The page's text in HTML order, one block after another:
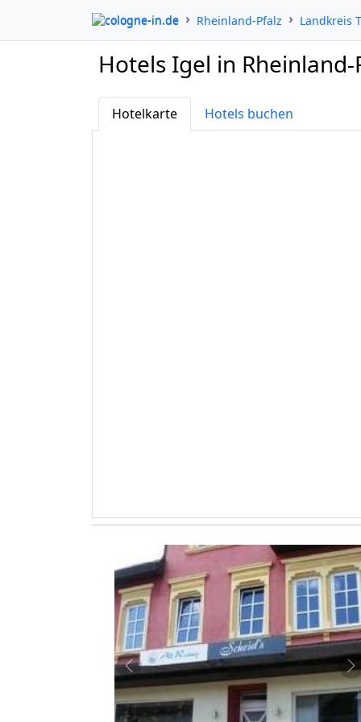
cologne-in.de Rheinland-Pfalz Landkreis
Hotels Igel in Rheinland-
Hotelkarte Hotels buchen
Zurück